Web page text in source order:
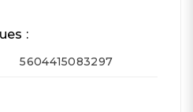
:
5604415083297